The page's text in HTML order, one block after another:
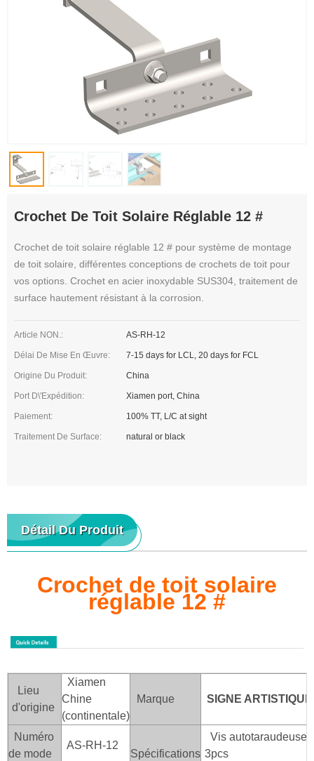
Crochet De Toit Solaire Réglable 12 #
Crochet de toit solaire réglable 12 # pour système de montage
de toit solaire, différentes conceptions de crochets de toit pour
vos options. Crochet en acier inoxydable SUS304, traitement de
surface hautement résistant à la corrosion.
Article NON.: AS-RH-12
Délai De Mise En Œuvre: 7-15 days for LCL, 20 days for FCL
Origine Du Produit: China
Port D\'expédition: Xiamen port, China
Paiement: 100% TT, L/C at sight
Traitement De Surface: natural or black
Détail Du Produit
Crochet de toit solaire
réglable 12 #
Lieu
d'origine
Xiamen
Chine
(continentale)
Marque SIGNE ARTISTIQUE
Numéro
de mode
AS-RH-12
Spécifications
Vis autotaraudeuse
3pcs